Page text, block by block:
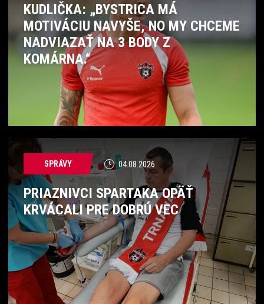
KUDLIČKA: „BYSTRICA MÁ
MOTIVÁCIU NAVYŠE, NO MY CHCEME
NADVIAZAŤ NA 3 BODY Z
KOMÁRNA.“
SPRÁVY 04.08.2026
PRIAZNIVCI SPARTAKA OPÄŤ
KRVÁCALI PRE DOBRÚ VEC